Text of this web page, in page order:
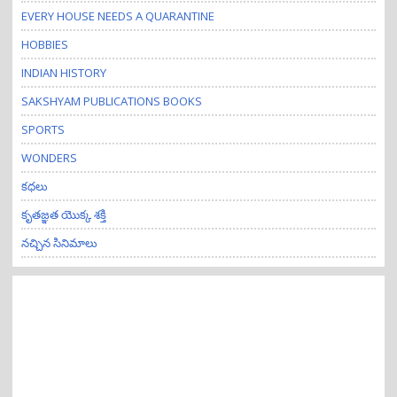
EVERY HOUSE NEEDS A QUARANTINE
HOBBIES
INDIAN HISTORY
SAKSHYAM PUBLICATIONS BOOKS
SPORTS
WONDERS
కధలు
కృతజ్ఞత యొక్క శక్తి
నచ్చిన సినిమాలు